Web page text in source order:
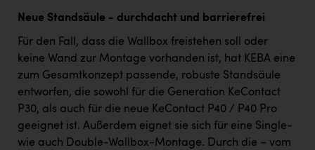
Neue Standsäule - durchdacht und barrierefrei
Für den Fall, dass die Wallbox freistehen soll oder
keine Wand zur Montage vorhanden ist, hat KEBA eine
zum Gesamtkonzept passende, robuste Standsäule
entworfen, die sowohl für die Generation KeContact
P30, als auch für die neue KeContact P40 / P40 Pro
geeignet ist. Außerdem eignet sie sich für eine Single-
wie auch Double-Wallbox-Montage. Durch die – vom